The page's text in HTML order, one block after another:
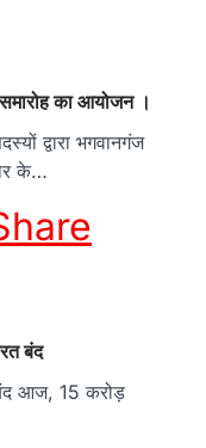
समारोह का आयोजन ।
द्वारा भगवानगंज
के…
बंद
आज, 15 करोड़